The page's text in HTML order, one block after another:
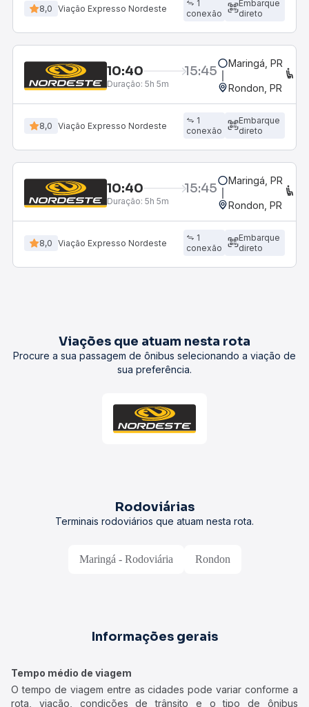
8,0 Viação Expresso Nordeste
1
conexão
Embarque
direto
10:40 15:45
Duração: 5h 5m
Maringá, PR
Rondon, PR
8,0 Viação Expresso Nordeste
1
conexão
Embarque
direto
10:40 15:45
Duração: 5h 5m
Maringá, PR
Rondon, PR
8,0 Viação Expresso Nordeste
1
conexão
Embarque
direto
Viações que atuam nesta rota
Procure a sua passagem de ônibus selecionando a viação de
sua preferência.
Rodoviárias
Terminais rodoviários que atuam nesta rota.
Maringá - Rodoviária Rondon
Informações gerais
Tempo médio de viagem
O tempo de viagem entre as cidades pode variar conforme a
rota, viação, condições de trânsito e o tipo de ônibus